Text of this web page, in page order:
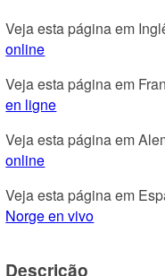
Veja esta página em
online
Veja esta página em
en ligne
Veja esta página em
online
Veja esta página em
Norge en vivo
Descrição